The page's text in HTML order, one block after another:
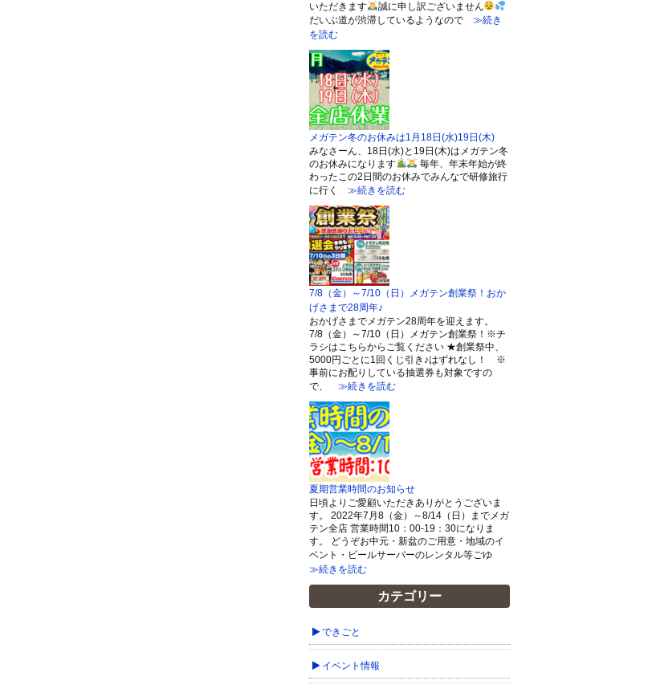
いただきます
誠に申し訳ございません
だいぶ道が渋滞しているようなので ≫続き
を読む
メガテン冬のお休みは1月18日(水)19日(木)
みなさーん、18日(水)と19日(木)はメガテン冬
のお休みになります
毎年、年末年始が終
わったこの2日間のお休みでみんなで研修旅行
に行く
≫続きを読む
7/8（金）～7/10（日）メガテン創業祭！おか
げさまで28周年♪
おかげさまでメガテン28周年を迎えます。
7/8（金）～7/10（日）メガテン創業祭！※チ
ラシはこちらからご覧ください ★創業祭中、
5000円ごとに1回くじ引き♪はずれなし！ ※
事前にお配りしている抽選券も対象ですの
で、
≫続きを読む
夏期営業時間のお知らせ
日頃よりご愛顧いただきありがとうございま
す。 2022年7月8（金）～8/14（日）までメガ
テン全店 営業時間10：00-19：30になりま
す。 どうぞお中元・新盆のご用意・地域のイ
ベント・ビールサーバーのレンタル等ごゆ
≫続きを読む
カテゴリー
できごと
イベント情報